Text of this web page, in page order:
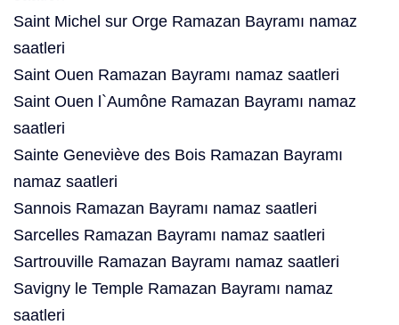
Saint Michel sur Orge Ramazan Bayramı namaz
saatleri
Saint Ouen Ramazan Bayramı namaz saatleri
Saint Ouen l`Aumône Ramazan Bayramı namaz
saatleri
Sainte Geneviève des Bois Ramazan Bayramı
namaz saatleri
Sannois Ramazan Bayramı namaz saatleri
Sarcelles Ramazan Bayramı namaz saatleri
Sartrouville Ramazan Bayramı namaz saatleri
Savigny le Temple Ramazan Bayramı namaz
saatleri